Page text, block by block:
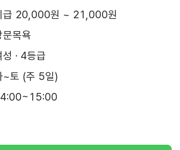
급 20,000원 ~ 21,000원
문목욕
성 · 4등급
~토 (주 5일)